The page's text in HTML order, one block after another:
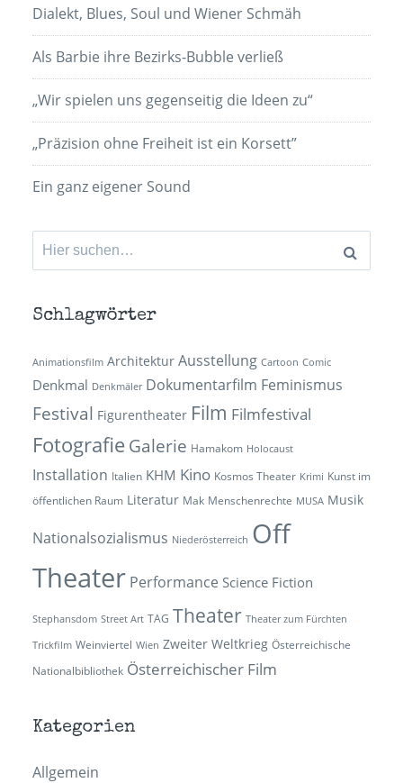
Dialekt, Blues, Soul und Wiener Schmäh
Als Barbie ihre Bezirks-Bubble verließ
„Wir spielen uns gegenseitig die Ideen zu“
„Präzision ohne Freiheit ist ein Korsett”
Ein ganz eigener Sound
Suchen
nach:
Schlagwörter
Animationsfilm Architektur Ausstellung Cartoon Comic
Denkmal Denkmäler Dokumentarfilm Feminismus
Festival Figurentheater Film Filmfestival
Fotografie Galerie Hamakom Holocaust
Installation Italien KHM Kino Kosmos Theater Krimi Kunst im
öffentlichen Raum Literatur Mak Menschenrechte MUSA Musik
Nationalsozialismus Niederösterreich Off
Theater Performance Science Fiction
Stephansdom Street Art TAG Theater Theater zum Fürchten
Trickfilm Weinviertel Wien Zweiter Weltkrieg Österreichische
Nationalbibliothek Österreichischer Film
Kategorien
Allgemein